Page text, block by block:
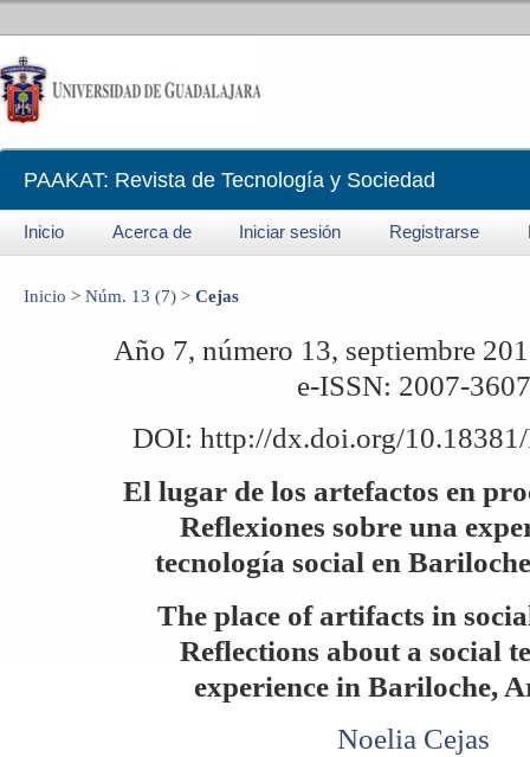
PAAKAT: Revista de Tecnología y Sociedad
Inicio Acerca de Iniciar sesión Registrarse
Inicio > Núm. 13 (7) > Cejas
Año 7, número 13, septiembre
e-ISSN: 2007-3607
DOI: http://dx.doi.org/
El lugar de los artefactos en
Reflexiones sobre una
tecnología social en
The place of artifacts in
Reflections about a social
experience in Bariloche,
Noelia Cejas